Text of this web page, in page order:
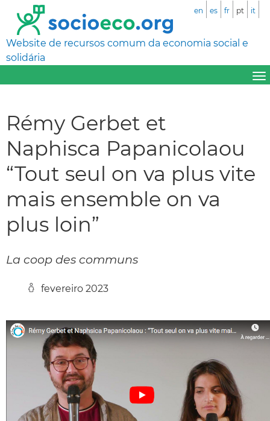
Website de recursos comum da economia social e
solidária
en es fr pt it
Rémy Gerbet et
Naphisca Papanicolaou
“Tout seul on va plus vite
mais ensemble on va
plus loin”
La coop des communs
fevereiro 2023